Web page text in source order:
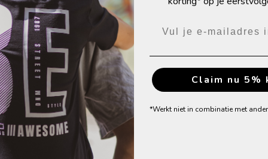
Jetzt 5%
Claim nu 5%
*Werkt niet in combinatie met